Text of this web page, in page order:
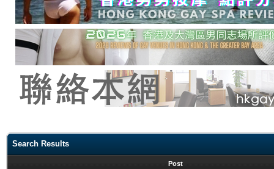
Search Results
Post